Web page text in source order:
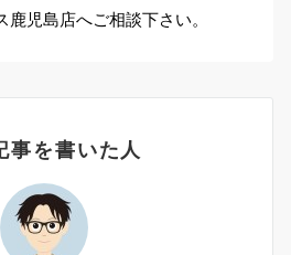
児島店へご相談下さい。
事を書いた人